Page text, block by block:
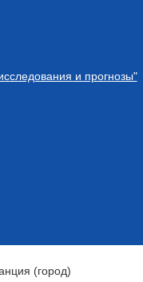
и прогнозы"
(город)